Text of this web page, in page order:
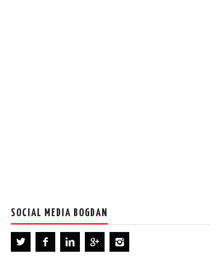
SOCIAL MEDIA BOGDAN